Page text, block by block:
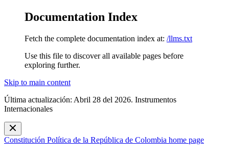
Documentation Index
Fetch the complete documentation index at: /llms.txt
Use this file to discover all available pages before
exploring further.
Skip to main content
Última actualización: Abril 28 del 2026. Instrumentos
Internacionales
Constitución Política de la República de Colombia home page